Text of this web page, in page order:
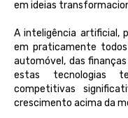
em ideias
A inteligência artificial,
em praticamente
automóvel, das
estas tecnologias
competitivas
crescimento acima da